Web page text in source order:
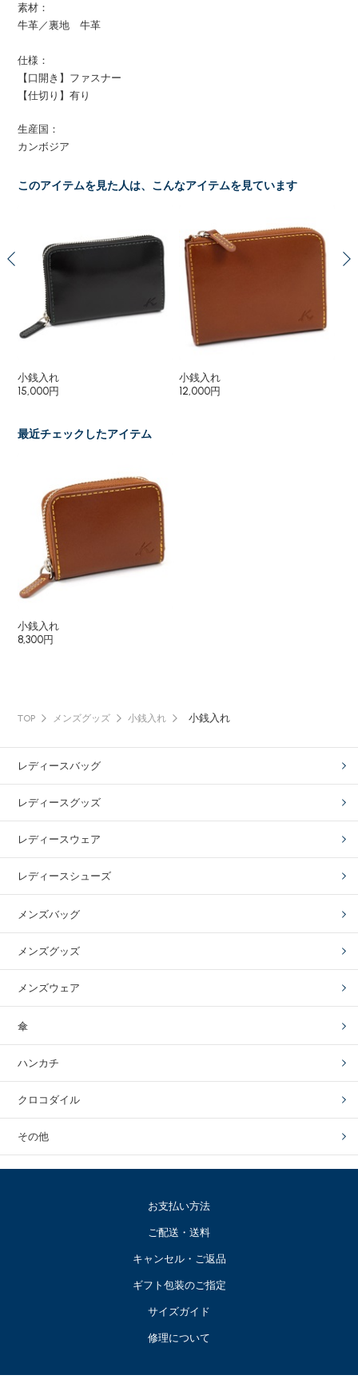
素材：
牛革／裏地 牛革
仕様：
【口開き】ファスナー
【仕切り】有り
生産国：
カンボジア
このアイテムを見た人は、こんなアイテムを見ています
小銭入れ
15,000円
小銭入れ
12,000円
最近チェックしたアイテム
小銭入れ
8,300円
TOP メンズグッズ 小銭入れ 小銭入れ
レディースバッグ
レディースグッズ
レディースウェア
レディースシューズ
メンズバッグ
メンズグッズ
メンズウェア
傘
ハンカチ
クロコダイル
その他
お支払い方法
ご配送・送料
キャンセル・ご返品
ギフト包装のご指定
サイズガイド
修理について